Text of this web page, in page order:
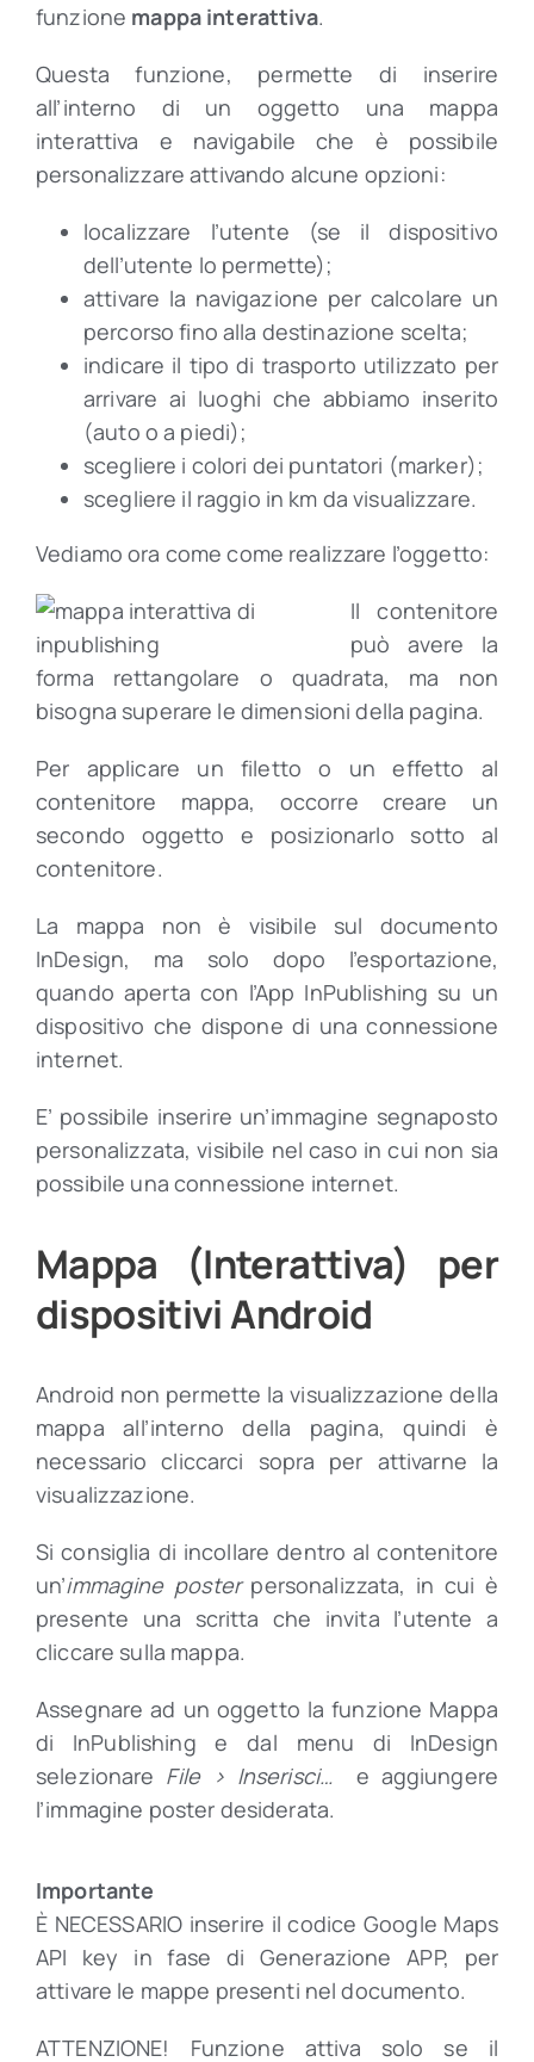
funzione mappa interattiva.
Questa funzione, permette di inserire
all’interno di un oggetto una mappa
interattiva e navigabile che è possibile
personalizzare attivando alcune opzioni:
localizzare l’utente (se il dispositivo
dell’utente lo permette);
attivare la navigazione per calcolare un
percorso fino alla destinazione scelta;
indicare il tipo di trasporto utilizzato per
arrivare ai luoghi che abbiamo inserito
(auto o a piedi);
scegliere i colori dei puntatori (marker);
scegliere il raggio in km da visualizzare.
Vediamo ora come come realizzare l’oggetto:
Il contenitore
può avere la
forma rettangolare o quadrata, ma non
bisogna superare le dimensioni della pagina.
Per applicare un filetto o un effetto al
contenitore mappa, occorre creare un
secondo oggetto e posizionarlo sotto al
contenitore.
La mappa non è visibile sul documento
InDesign, ma solo dopo l’esportazione,
quando aperta con l’App InPublishing su un
dispositivo che dispone di una connessione
internet.
E’ possibile inserire un’immagine segnaposto
personalizzata, visibile nel caso in cui non sia
possibile una connessione internet.
Mappa (Interattiva) per
dispositivi Android
Android non permette la visualizzazione della
mappa all’interno della pagina, quindi è
necessario cliccarci sopra per attivarne la
visualizzazione.
Si consiglia di incollare dentro al contenitore
un’immagine posterpersonalizzata, in cui è
presente una scritta che invita l’utente a
cliccare sulla mappa.
Assegnare ad un oggetto la funzione Mappa
di InPublishing e dal menu di InDesign
selezionare File > Inserisci… e aggiungere
l’immagine poster desiderata.
Importante
È NECESSARIO inserire il codice Google Maps
API key in fase di Generazione APP, per
attivare le mappe presenti nel documento.
ATTENZIONE! Funzione attiva solo se il